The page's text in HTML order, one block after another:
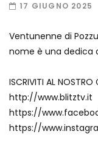
17 GIUGNO 2025
Ventunenne di
nome è una dedica
ISCRIVITI AL NOSTRO
http://www.blitztv.it
https://
https://